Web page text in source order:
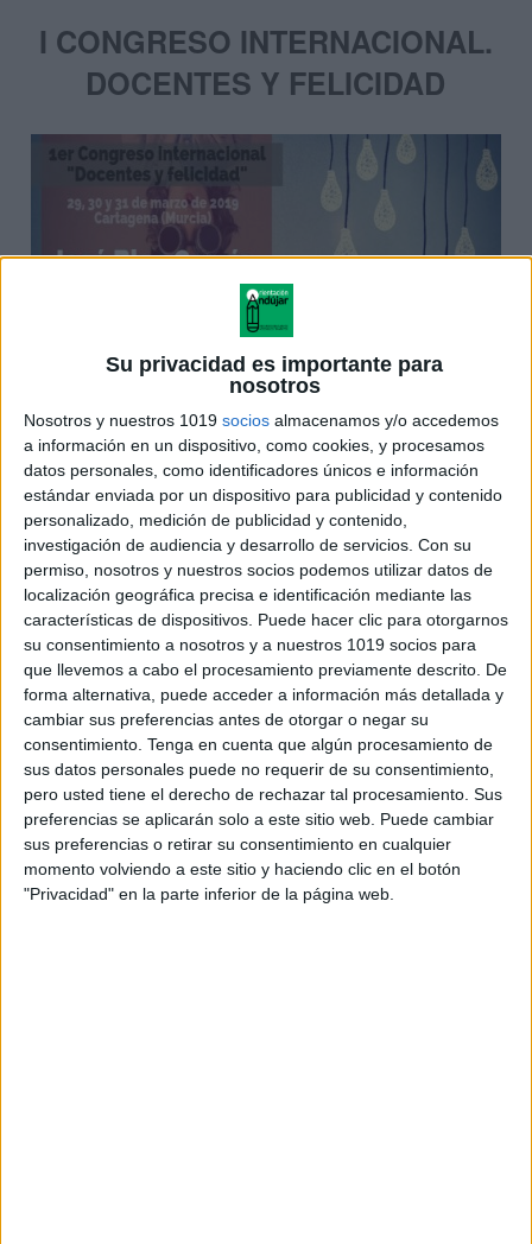
Su privacidad es importante para
nosotros
Nosotros y nuestros 1019 socios almacenamos y/o accedemos
a información en un dispositivo, como cookies, y procesamos
datos personales, como identificadores únicos e información
estándar enviada por un dispositivo para publicidad y contenido
personalizado, medición de publicidad y contenido,
investigación de audiencia y desarrollo de servicios. Con su
permiso, nosotros y nuestros socios podemos utilizar datos de
localización geográfica precisa e identificación mediante las
características de dispositivos. Puede hacer clic para otorgarnos
su consentimiento a nosotros y a nuestros 1019 socios para
que llevemos a cabo el procesamiento previamente descrito. De
forma alternativa, puede acceder a información más detallada y
cambiar sus preferencias antes de otorgar o negar su
consentimiento. Tenga en cuenta que algún procesamiento de
sus datos personales puede no requerir de su consentimiento,
pero usted tiene el derecho de rechazar tal procesamiento. Sus
preferencias se aplicarán solo a este sitio web. Puede cambiar
sus preferencias o retirar su consentimiento en cualquier
momento volviendo a este sitio y haciendo clic en el botón
"Privacidad" en la parte inferior de la página web.
I CONGRESO INTERNACIONAL.
DOCENTES Y FELICIDAD